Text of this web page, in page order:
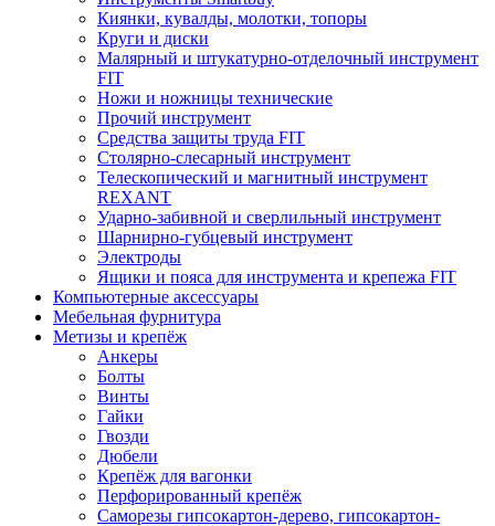
Киянки, кувалды, молотки, топоры
Круги и диски
Малярный и штукатурно-отделочный инструмент
FIT
Ножи и ножницы технические
Прочий инструмент
Средства защиты труда FIT
Столярно-слесарный инструмент
Телескопический и магнитный инструмент
REXANT
Ударно-забивной и сверлильный инструмент
Шарнирно-губцевый инструмент
Электроды
Ящики и пояса для инструмента и крепежа FIT
Компьютерные аксессуары
Мебельная фурнитура
Метизы и крепёж
Анкеры
Болты
Винты
Гайки
Гвозди
Дюбели
Крепёж для вагонки
Перфорированный крепёж
Саморезы гипсокартон-дерево, гипсокартон-